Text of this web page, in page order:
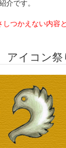
介です。
つかえない内容
アイコン祭